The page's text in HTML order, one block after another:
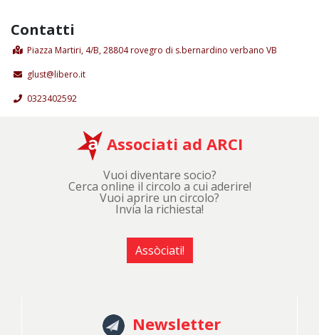
Contatti
Piazza Martiri, 4/B, 28804 rovegro di s.bernardino verbano VB
glust@libero.it
0323402592
Associati ad ARCI
Vuoi diventare socio?
Cerca online il circolo a cui aderire!
Vuoi aprire un circolo?
Invia la richiesta!
Assòciati!
Newsletter